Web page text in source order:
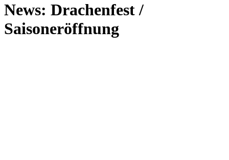
News: Drachenfest /
Saisoneröffnung